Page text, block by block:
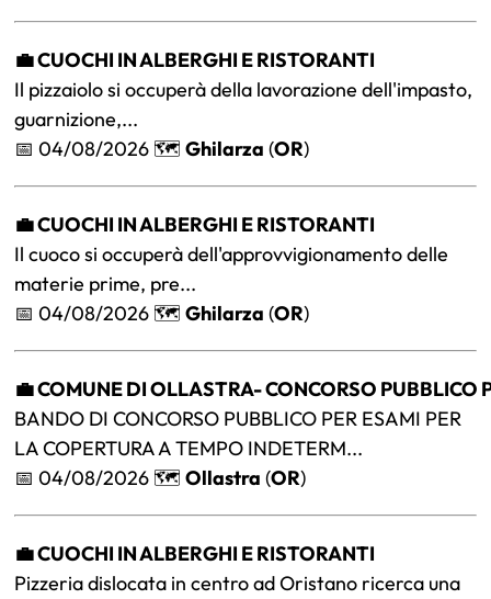
💼 CUOCHI IN ALBERGHI E RISTORANTI
Il pizzaiolo si occuperà della lavorazione dell'impasto,
guarnizione,...
📅 04/08/2026 🗺️Ghilarza (OR)
💼 CUOCHI IN ALBERGHI E RISTORANTI
Il cuoco si occuperà dell'approvvigionamento delle
materie prime, pre...
📅 04/08/2026 🗺️Ghilarza (OR)
💼 COMUNE DI OLLASTRA- CONCORSO PUBBLICO
BANDO DI CONCORSO PUBBLICO PER ESAMI PER
LA COPERTURA A TEMPO INDETERM...
📅 04/08/2026 🗺️Ollastra (OR)
💼 CUOCHI IN ALBERGHI E RISTORANTI
Pizzeria dislocata in centro ad Oristano ricerca una